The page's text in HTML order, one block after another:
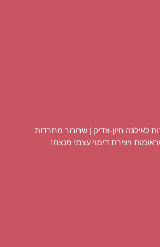
לאילנה חיון-צדיק | שחרור מחרדות
ויצירת דימוי עצמי מנצח!